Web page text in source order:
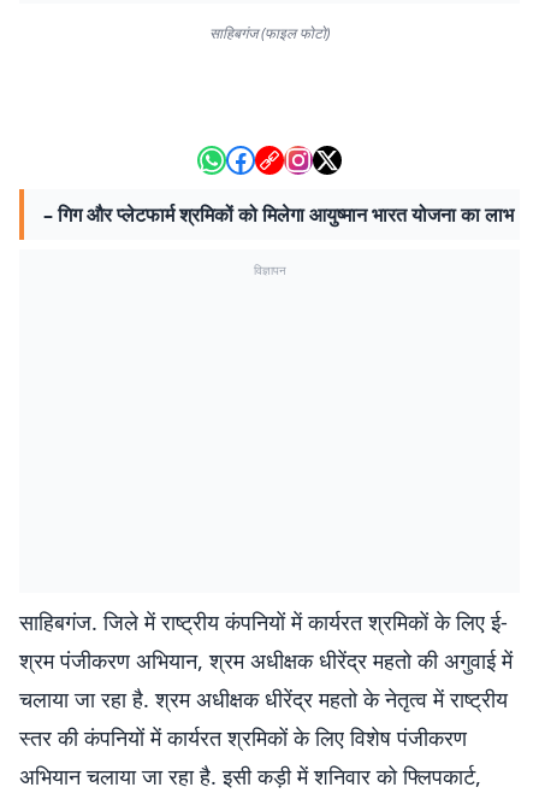
साहिबगंज (फाइल फोटो)
– गिग और प्लेटफार्म श्रमिकों को मिलेगा आयुष्मान भारत योजना का लाभ
विज्ञापन
साहिबगंज. जिले में राष्ट्रीय कंपनियों में कार्यरत श्रमिकों के लिए ई-
श्रम पंजीकरण अभियान, श्रम अधीक्षक धीरेंद्र महतो की अगुवाई में
चलाया जा रहा है. श्रम अधीक्षक धीरेंद्र महतो के नेतृत्व में राष्ट्रीय
स्तर की कंपनियों में कार्यरत श्रमिकों के लिए विशेष पंजीकरण
अभियान चलाया जा रहा है. इसी कड़ी में शनिवार को फ्लिपकार्ट,